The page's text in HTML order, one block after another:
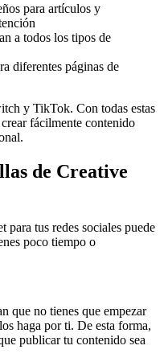
para artículos y
a todos los tipos de
diferentes páginas de
y TikTok. Con todas estas
fácilmente contenido
de Creative
tus redes sociales puede
poco tiempo o
que no tienes que empezar
haga por ti. De esta forma,
publicar tu contenido sea